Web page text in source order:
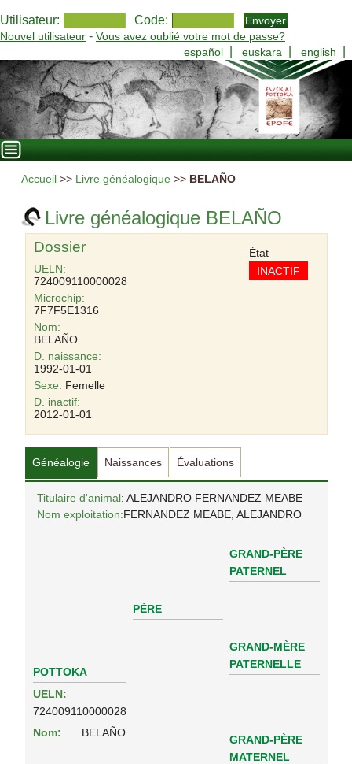
Utilisateur: Code:
Nouvel utilisateur - Vous avez oublié votre mot de passe?
español
euskara english
Accueil >> Livre généalogique >> BELAÑO
Livre généalogique BELAÑO
Dossier
UELN:
724009110000028
Microchip:
7F7F5E1316
Nom:
BELAÑO
D. naissance:
1992-01-01
Sexe: Femelle
État
INACTIF
D. inactif:
2012-01-01
Généalogie Naissances Évaluations
Titulaire d'animal: ALEJANDRO FERNANDEZ MEABE
Nom exploitation:FERNANDEZ MEABE, ALEJANDRO
POTTOKA
UELN:
724009110000028
Nom:
BELAÑO
PÈRE
GRAND-PÈRE
PATERNEL
GRAND-MÈRE
PATERNELLE
GRAND-PÈRE
MATERNEL